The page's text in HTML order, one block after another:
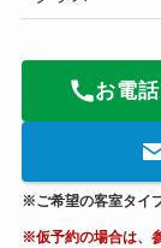
お電
※ご希望の客室タイ
※仮予約の場合は、